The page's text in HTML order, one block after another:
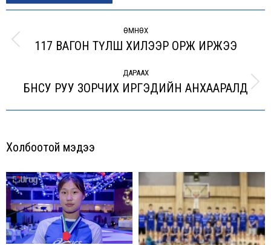
navigation
ӨМНӨХ
Previous
117 ВАГОН ТҮЛШ ХИЛЭЭР ОРЖ ИРЖЭЭ
ДАРААХ
Next
БНСУ РУУ ЗОРЧИХ ИРГЭДИЙН АНХААРАЛД
Холбоотой мэдээ